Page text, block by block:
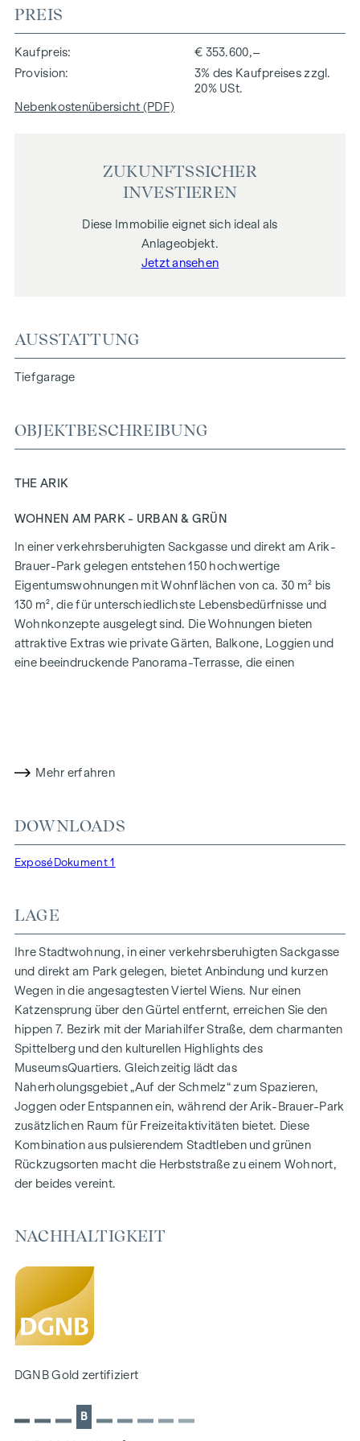
PREIS
Kaufpreis
€ 353.600,–
Provision
3% des Kaufpreises zzgl.
20% USt.
Nebenkostenübersicht (PDF)
ZUKUNFTSSICHER
INVESTIEREN
Diese Immobilie eignet sich ideal als
Anlageobjekt.
Jetzt ansehen
AUSSTATTUNG
Tiefgarage
OBJEKTBESCHREIBUNG
THE ARIK
WOHNEN AM PARK - URBAN & GRÜN
In einer verkehrsberuhigten Sackgasse und direkt am Arik-
Brauer-Park gelegen entstehen 150 hochwertige
Eigentumswohnungen mit Wohnflächen von ca. 30 m² bis
130 m², die für unterschiedlichste Lebensbedürfnisse und
Wohnkonzepte ausgelegt sind. Die Wohnungen bieten
attraktive Extras wie private Gärten, Balkone, Loggien und
eine beeindruckende Panorama-Terrasse, die einen
garantieren eine nachhaltige und effiziente
Mehr Infos unter:WOHNEN AM PARK, 1160 Wien,
Herbststraße – Winegg
Wohnflächen von ca. 30 bis 130 m²
1- bis 4-Zimmerwohnungen
Gärten, Balkone, Loggien und Terrassen
Großzügige Raumhöhen
Tiefgaragenstellplätze | E-Mobilität
Innenhof Ruhelage
Photovoltaikanlage am Dach
Gemeinschaftsraum
ZUHAUSE ANKOMMEN
In der Herbststraße erwartet Sie ein einzigartiges
Wohngefühl, das Design und Geborgenheit auf
außergewöhnliche Weise vereint. Die hochwertige
stilvolles, modernes Leben abgestimmt. Edle Parkettböden
natürliche Behaglichkeit. Für zusätzlichen Komfort bieten
elektrisch steuerbare Raffstores individuelle Beschattung
und eine angenehme Lichtregulierung. Ein besonderes
Highlight finden Sie in den Dachgeschossen: Klimaanlagen
nach Wunsch zu temperieren.
AUSSTATTUNG
Mehr erfahren
DOWNLOADS
Exposé Dokument 1
LAGE
Ihre Stadtwohnung, in einer verkehrsberuhigten Sackgasse
und direkt am Park gelegen, bietet Anbindung und kurzen
Wegen in die angesagtesten Viertel Wiens. Nur einen
Katzensprung über den Gürtel entfernt, erreichen Sie den
hippen 7. Bezirk mit der Mariahilfer Straße, dem charmanten
Spittelberg und den kulturellen Highlights des
MuseumsQuartiers. Gleichzeitig lädt das
Naherholungsgebiet „Auf der Schmelz“ zum Spazieren,
Joggen oder Entspannen ein, während der Arik-Brauer-Park
zusätzlichen Raum für Freizeitaktivitäten bietet. Diese
Kombination aus pulsierendem Stadtleben und grünen
Rückzugsorten macht die Herbststraße zu einem Wohnort,
der beides vereint.
NACHHALTIGKEIT
DGNB Gold zertifiziert
B